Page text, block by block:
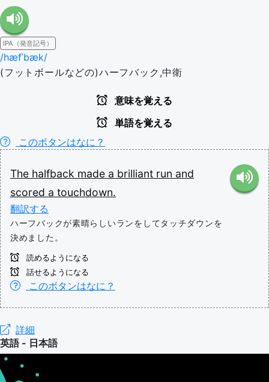
IPA（発音記号）
/hæfˈbæk/
(フットボールなどの)ハーフバック,中衛
意味を覚える
単語を覚える
このボタンはなに？
The halfback made a brilliant run and
scored a touchdown.
翻訳する
ハーフバックが素晴らしいランをしてタッチダウンを
決めました。
読めるようになる
話せるようになる
このボタンはなに？
詳細
英語 - 日本語